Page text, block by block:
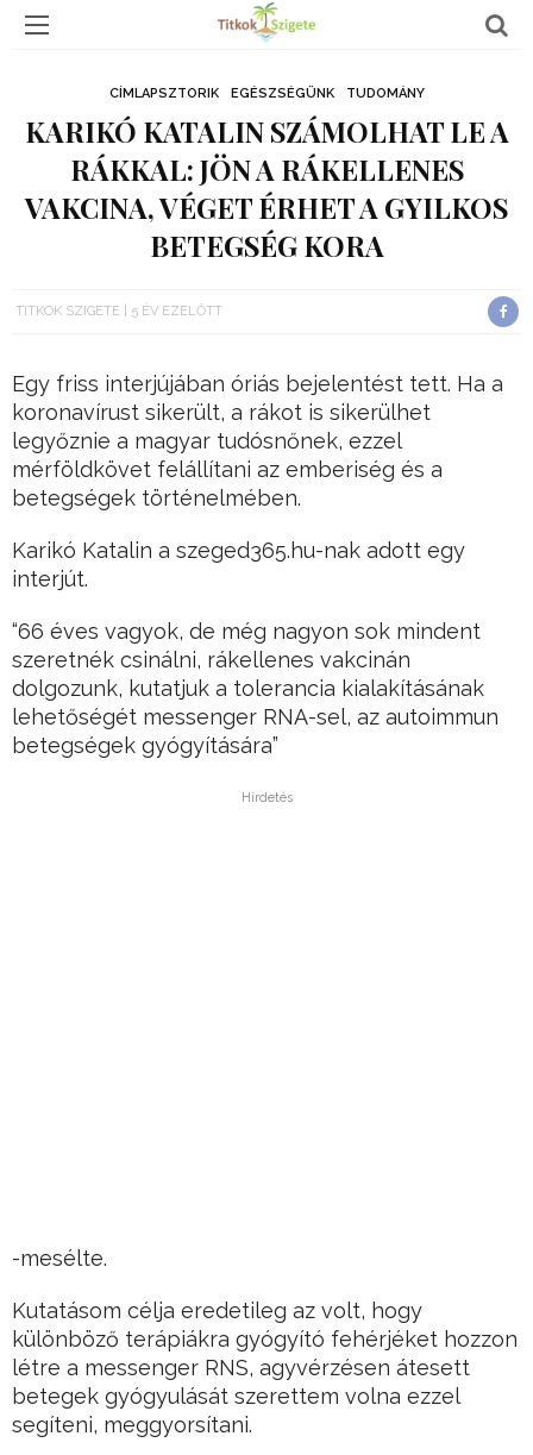
CÍMLAPSZTORIK EGÉSZSÉGÜNK TUDOMÁNY
KARIKÓ KATALIN SZÁMOLHAT LE A
RÁKKAL: JÖN A RÁKELLENES
VAKCINA, VÉGET ÉRHET A GYILKOS
BETEGSÉG KORA
TITKOK SZIGETE 5 ÉV EZELŐTT
Egy friss interjújában óriás bejelentést tett. Ha a
koronavírust sikerült, a rákot is sikerülhet
legyőznie a magyar tudósnőnek, ezzel
mérföldkövet felállítani az emberiség és a
betegségek történelmében.
Karikó Katalin a szeged365.hu-nak adott egy
interjút.
“66 éves vagyok, de még nagyon sok mindent
szeretnék csinálni, rákellenes vakcinán
dolgozunk, kutatjuk a tolerancia kialakításának
lehetőségét messenger RNA-sel, az autoimmun
betegségek gyógyítására”
Hirdetés
-mesélte.
Kutatásom célja eredetileg az volt, hogy
különböző terápiákra gyógyító fehérjéket hozzon
létre a messenger RNS, agyvérzésen átesett
betegek gyógyulását szerettem volna ezzel
segíteni, meggyorsítani.